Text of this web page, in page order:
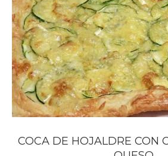
COCA DE HOJALDRE CON